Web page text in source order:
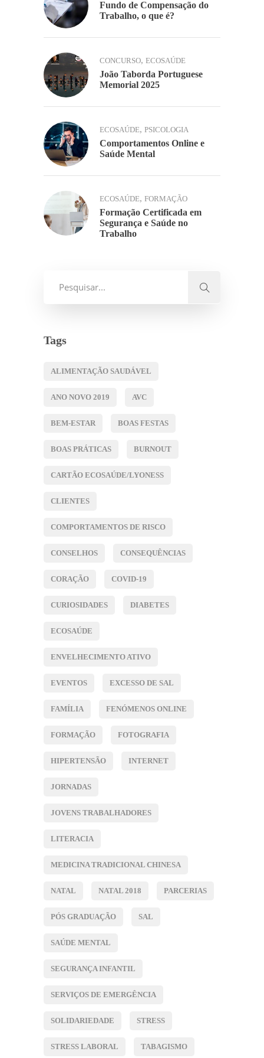
Fundo de Compensação do
Trabalho, o que é?
CONCURSO, ECOSAÚDE
João Taborda Portuguese
Memorial 2025
ECOSAÚDE, PSICOLOGIA
Comportamentos Online e
Saúde Mental
ECOSAÚDE, FORMAÇÃO
Formação Certificada em
Segurança e Saúde no
Trabalho
Tags
ALIMENTAÇÃO SAUDÁVEL
ANO NOVO 2019 AVC
BEM-ESTAR BOAS FESTAS
BOAS PRÁTICAS BURNOUT
CARTÃO ECOSAÚDE/LYONESS
CLIENTES
COMPORTAMENTOS DE RISCO
CONSELHOS CONSEQUÊNCIAS
CORAÇÃO COVID-19
CURIOSIDADES DIABETES
ECOSAÚDE
ENVELHECIMENTO ATIVO
EVENTOS EXCESSO DE SAL
FAMÍLIA FENÓMENOS ONLINE
FORMAÇÃO FOTOGRAFIA
HIPERTENSÃO INTERNET
JORNADAS
JOVENS TRABALHADORES
LITERACIA
MEDICINA TRADICIONAL CHINESA
NATAL NATAL 2018 PARCERIAS
PÓS GRADUAÇÃO SAL
SAÚDE MENTAL
SEGURANÇA INFANTIL
SERVIÇOS DE EMERGÊNCIA
SOLIDARIEDADE STRESS
STRESS LABORAL TABAGISMO